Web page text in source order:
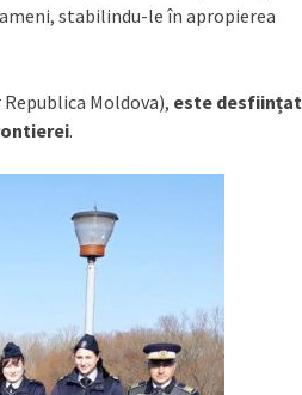
stabilindu-le în apropierea
Moldova), este desființat
.